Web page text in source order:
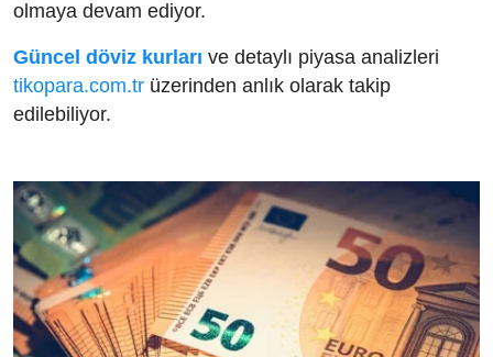
olmaya devam ediyor.
Güncel döviz kurları ve detaylı piyasa analizleri
tikopara.com.tr üzerinden anlık olarak takip
edilebiliyor.